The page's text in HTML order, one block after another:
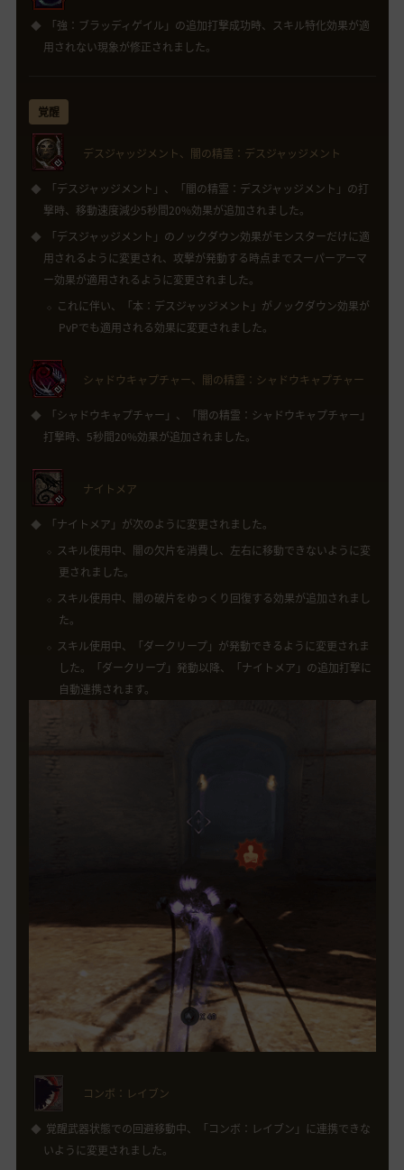
「強：ブラッディゲイル」の追加打撃成功時、スキル特化効果が適
用されない現象が修正されました。
覚醒
デスジャッジメント、闇の精霊：デスジャッジメント
「デスジャッジメント」、「闇の精霊：デスジャッジメント」の打
撃時、移動速度減少5秒間20%効果が追加されました。
「デスジャッジメント」のノックダウン効果がモンスターだけに適
用されるように変更され、攻撃が発動する時点までスーパーアーマ
ー効果が適用されるように変更されました。
これに伴い、「本：デスジャッジメント」がノックダウン効果が
PvPでも適用される効果に変更されました。
シャドウキャプチャー、闇の精霊：シャドウキャプチャー
「シャドウキャプチャー」、「闇の精霊：シャドウキャプチャー」
打撃時、5秒間20%効果が追加されました。
ナイトメア
「ナイトメア」が次のように変更されました。
スキル使用中、闇の欠片を消費し、左右に移動できないように変
更されました。
スキル使用中、闇の破片をゆっくり回復する効果が追加されまし
た。
スキル使用中、「ダークリープ」が発動できるように変更されま
した。「ダークリープ」発動以降、「ナイトメア」の追加打撃に
自動連携されます。
コンボ：レイブン
覚醒武器状態での回避移動中、「コンボ：レイブン」に連携できな
いように変更されました。